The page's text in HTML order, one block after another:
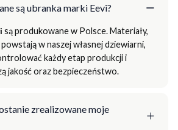
są ubranka marki Eevi?
są produkowane w Polsce. Materiały,
w naszej własnej dziewiarni,
każdy etap produkcji i
jakość oraz bezpieczeństwo.
zrealizowane moje